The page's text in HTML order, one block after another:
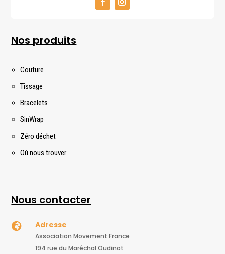
Nos produits
Couture
Tissage
Bracelets
SinWrap
Zéro déchet
Où nous trouver
Nous contacter
 Adresse
Association Movement France
194 rue du Maréchal Oudinot